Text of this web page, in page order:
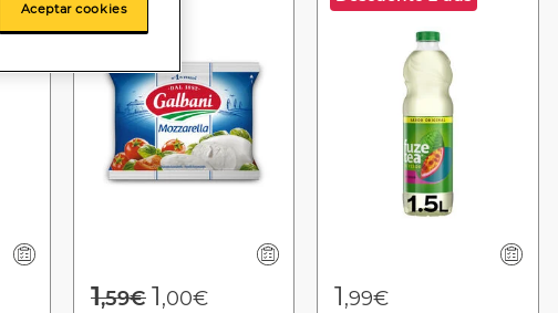
fromPrice reduced from
1,59€to
1,00€ 1,99€
Aceptar cookies